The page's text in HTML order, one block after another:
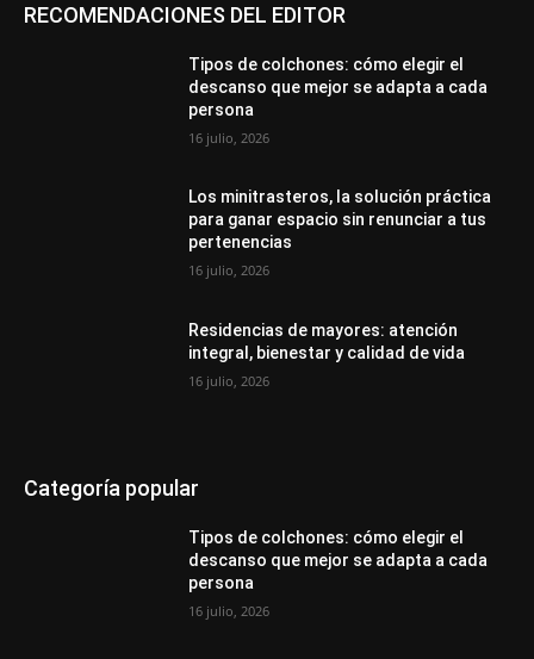
RECOMENDACIONES DEL EDITOR
Tipos de colchones: cómo elegir el
descanso que mejor se adapta a cada
persona
16 julio, 2026
Los minitrasteros, la solución práctica
para ganar espacio sin renunciar a tus
pertenencias
16 julio, 2026
Residencias de mayores: atención
integral, bienestar y calidad de vida
16 julio, 2026
Categoría popular
Tipos de colchones: cómo elegir el
descanso que mejor se adapta a cada
persona
16 julio, 2026